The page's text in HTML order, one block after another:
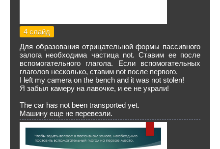
4 слайд
Для образования отрицательной формы пассивного
залога необходима частица not. Ставим ее после
вспомогательного глагола. Если вспомогательных
глаголов несколько, ставим not после первого.
I left my camera on the bench and it was not stolen!
Я забыл камеру на лавочке, и ее не украли!
The car has not been transported yet.
Машину еще не перевезли.